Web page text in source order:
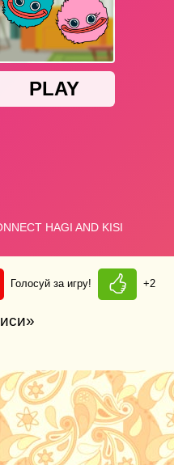
Голосуй за игру! +2